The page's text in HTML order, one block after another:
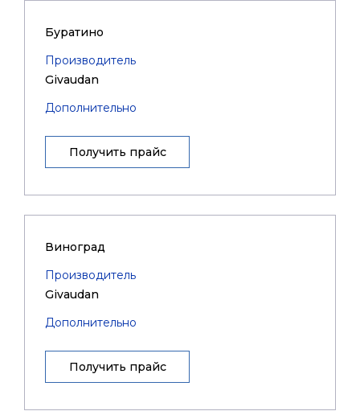
Буратино
Производитель
Givaudan
Дополнительно
Получить прайс
Виноград
Производитель
Givaudan
Дополнительно
Получить прайс